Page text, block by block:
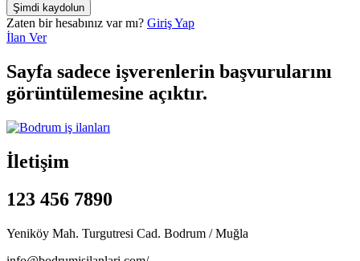
Zaten bir hesabınız var mı? Giriş Yap
İlan Ver
Sayfa sadece işverenlerin başvurularını
görüntülemesine açıktır.
İletişim
123 456 7890
Yeniköy Mah. Turgutresi Cad. Bodrum / Muğla